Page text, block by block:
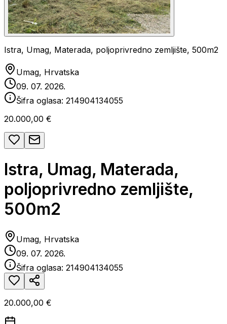
Istra, Umag, Materada, poljoprivredno zemljište, 500m2
Umag, Hrvatska
09. 07. 2026.
Šifra oglasa: 214904134055
20.000,00 €
Istra, Umag, Materada,
poljoprivredno zemljište,
500m2
Umag, Hrvatska
09. 07. 2026.
Šifra oglasa: 214904134055
20.000,00 €